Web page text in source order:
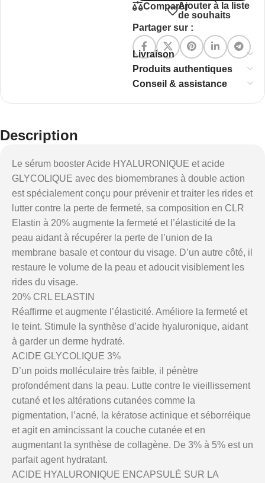
ComparerAjouter à la liste
de souhaits
Partager sur :
Livraison
Produits authentiques
Conseil & assistance
Description
Le sérum booster Acide HYALURONIQUE et acide
GLYCOLIQUE avec des biomembranes à double action
est spécialement conçu pour prévenir et traiter les rides et
lutter contre la perte de fermeté, sa composition en CLR
Elastin à 20% augmente la fermeté et l’élasticité de la
peau aidant à récupérer la perte de l’union de la
membrane basale et contour du visage. D’un autre côté, il
restaure le volume de la peau et adoucit visiblement les
rides du visage.
20% CRL ELASTIN
Réaffirme et augmente l’élasticité. Améliore la fermeté et
le teint. Stimule la synthèse d’acide hyaluronique, aidant
à garder un derme hydraté.
ACIDE GLYCOLIQUE 3%
D’un poids molléculaire très faible, il pénètre
profondément dans la peau. Lutte contre le vieillissement
cutané et les altérations cutanées comme la
pigmentation, l’acné, la kératose actinique et séborréique
et agit en amincissant la couche cutanée et en
augmentant la synthèse de collagène. De 3% à 5% est un
parfait agent hydratant.
ACIDE HYALURONIQUE ENCAPSULÉ SUR LA